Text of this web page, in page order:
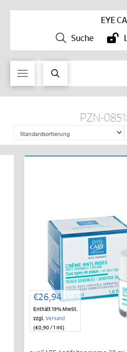
EYE
Suche
PZN-
€26,94
Enthält 19% MwSt.
zzgl. Versand
(€0,90/ 1 ml)